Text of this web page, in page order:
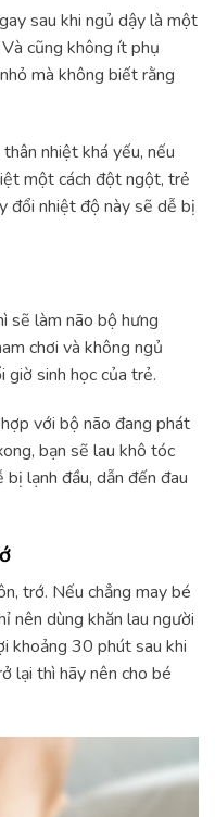
sau khi ngủ dậy là một
cũng không ít phụ
mà không biết rằng
nhiệt khá yếu, nếu
một cách đột ngột, trẻ
đổi nhiệt độ này sẽ dễ bị
sẽ làm não bộ hưng
chơi và không ngủ
giờ sinh học của trẻ.
với bộ não đang phát
bạn sẽ lau khô tóc
lạnh đầu, dẫn đến đau
trớ. Nếu chẳng may bé
nên dùng khăn lau người
khoảng 30 phút sau khi
lại thì hãy nên cho bé